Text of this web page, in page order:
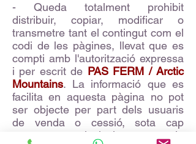
- Queda totalment prohibit
distribuir, copiar, modificar o
transmetre tant el contingut com el
codi de les pàgines, llevat que es
compti amb l'autorització expressa
i per escrit de PAS FERM / Arctic
Mountains. La informació que es
facilita en aquesta pàgina no pot
ser objecte per part dels usuaris
de venda o cessió, sota cap
concepte, inclusivament la